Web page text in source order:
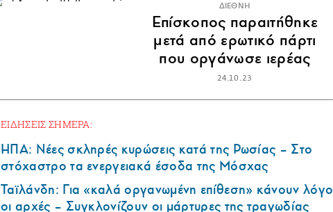
ΔΙΕΘΝΗ
Επίσκοπος παραιτήθηκε
μετά από ερωτικό πάρτι
που οργάνωσε ιερέας
24.10.23
ΕΙΔΗΣΕΙΣ ΣΗΜΕΡΑ:
ΗΠΑ: Nέες σκληρές κυρώσεις κατά της Ρωσίας – Στο
στόχαστρο τα ενεργειακά έσοδα της Μόσχας
Ταϊλάνδη: Για «καλά οργανωμένη επίθεση» κάνουν λόγο
οι αρχές – Συγκλονίζουν οι μάρτυρες της τραγωδίας